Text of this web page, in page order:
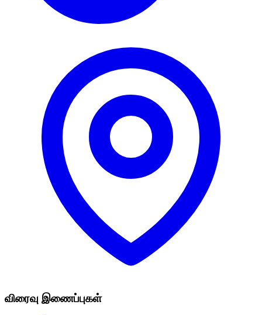
விரைவு இணைப்புகள்